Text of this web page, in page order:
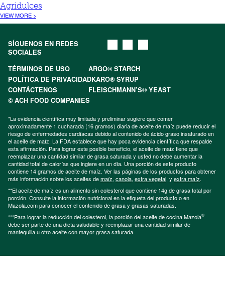
Agridulces
VIEW MORE >
SÍGUENOS EN REDES
SOCIALES
TÉRMINOS DE USO
ARGO® STARCH
POLÍTICA DE PRIVACIDADKARO® SYRUP
CONTÁCTENOS
FLEISCHMANN’S® YEAST
© ACH FOOD COMPANIES
*La evidencia científica muy limitada y preliminar sugiere que comer
aproximadamente 1 cucharada (16 gramos) diaria de aceite de maíz puede reducir el
riesgo de enfermedades cardíacas debido al contenido de ácido graso insaturado en
el aceite de maíz. La FDA establece que hay poca evidencia científica que respalde
esta afirmación. Para lograr este posible beneficio, el aceite de maíz tiene que
reemplazar una cantidad similar de grasa saturada y usted no debe aumentar la
cantidad total de calorías que ingiere en un día. Una porción de este producto
contiene 14 gramos de aceite de maíz. Ver las páginas de los productos para obtener
más información sobre los aceites demaíz, canola, extra vegetal, y extra maíz.
**El aceite de maíz es un alimento sin colesterol que contiene 14g de grasa total por
porción. Consulte la información nutricional en la etiqueta del producto o en
Mazola.com para conocer el contenido de grasa y grasas saturadas.
***Para lograr la reducción del colesterol, la porción del aceite de cocina Mazola®
debe ser parte de una dieta saludable y reemplazar una cantidad similar de
mantequilla u otro aceite con mayor grasa saturada.